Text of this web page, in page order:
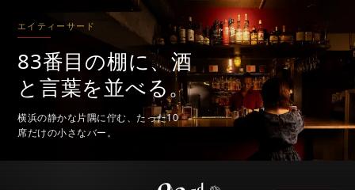
エイティーサード
83番目の棚に、酒
と言葉を並べる。
横浜の静かな片隅に佇む、たった10
席だけの小さなバー。